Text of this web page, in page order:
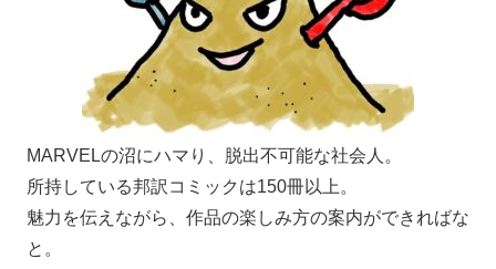
MARVELの沼にハマり、脱出不可能な社会人。
所持している邦訳コミックは150冊以上。
魅力を伝えながら、作品の楽しみ方の案内ができればな
と。